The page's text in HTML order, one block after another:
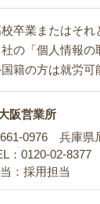
校卒業またはそ
社の「個人情報
国籍の方は就労
阪営業所
0976 兵庫県
：0120-02-8377
：採用担当